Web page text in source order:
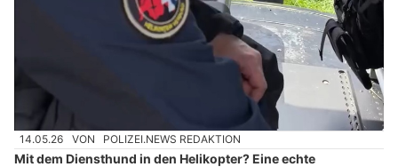
14.05.26 VON POLIZEI.NEWS REDAKTION
Mit dem Diensthund in den Helikopter? Eine echte